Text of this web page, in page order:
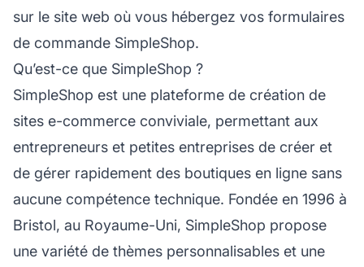
sur le site web où vous hébergez vos formulaires
de commande SimpleShop.
Qu’est-ce que SimpleShop ?
SimpleShop est une plateforme de création de
sites e-commerce conviviale, permettant aux
entrepreneurs et petites entreprises de créer et
de gérer rapidement des boutiques en ligne sans
aucune compétence technique. Fondée en 1996 à
Bristol, au Royaume-Uni, SimpleShop propose
une variété de thèmes personnalisables et une